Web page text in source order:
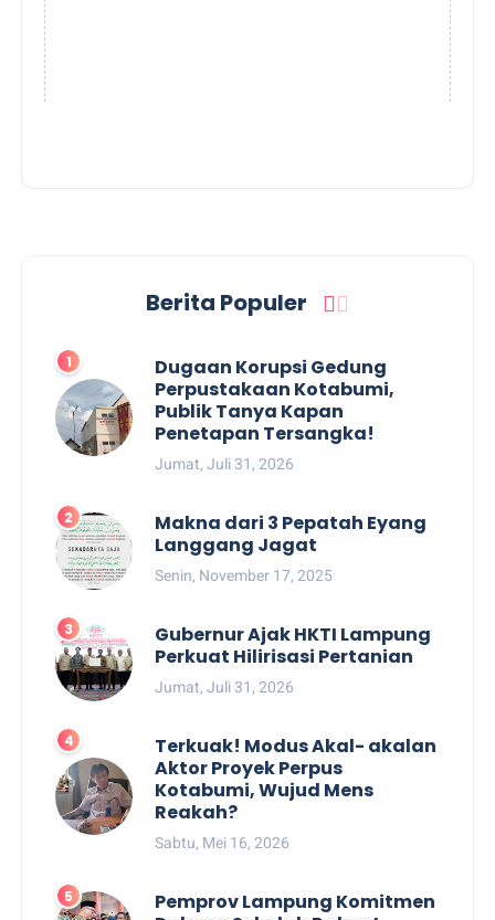
Berita Populer
Dugaan Korupsi Gedung
Perpustakaan Kotabumi,
Publik Tanya Kapan
Penetapan Tersangka!
Jumat, Juli 31, 2026
Makna dari 3 Pepatah Eyang
Langgang Jagat
Senin, November 17, 2025
Gubernur Ajak HKTI Lampung
Perkuat Hilirisasi Pertanian
Jumat, Juli 31, 2026
Terkuak! Modus Akal- akalan
Aktor Proyek Perpus
Kotabumi, Wujud Mens
Reakah?
Sabtu, Mei 16, 2026
Pemprov Lampung Komitmen